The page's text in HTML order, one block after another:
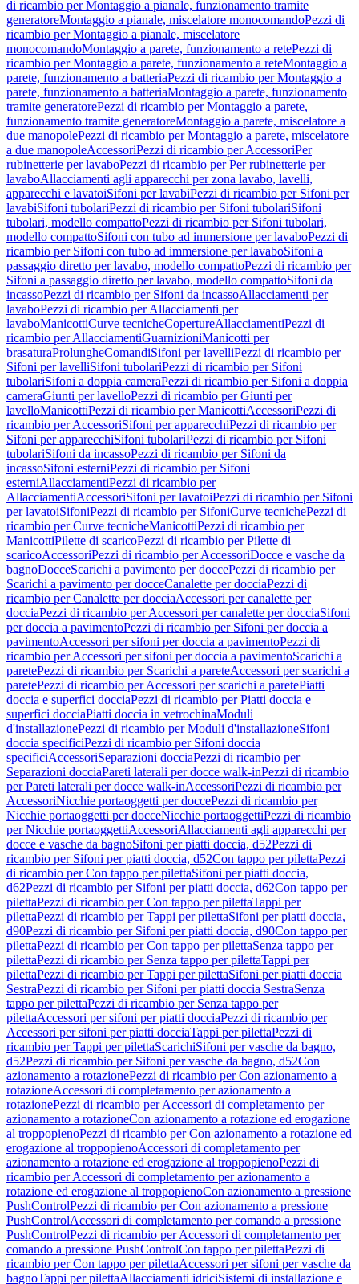
di ricambio per Montaggio a pianale, funzionamento tramite
generatoreMontaggio a pianale, miscelatore monocomandoPezzi di
ricambio per Montaggio a pianale, miscelatore
monocomandoMontaggio a parete, funzionamento a retePezzi di
ricambio per Montaggio a parete, funzionamento a reteMontaggio a
parete, funzionamento a batteriaPezzi di ricambio per Montaggio a
parete, funzionamento a batteriaMontaggio a parete, funzionamento
tramite generatorePezzi di ricambio per Montaggio a parete,
funzionamento tramite generatoreMontaggio a parete, miscelatore a
due manopolePezzi di ricambio per Montaggio a parete, miscelatore
a due manopoleAccessoriPezzi di ricambio per AccessoriPer
rubinetterie per lavaboPezzi di ricambio per Per rubinetterie per
lavaboAllacciamenti agli apparecchi per zona lavabo, lavelli,
apparecchi e lavatoiSifoni per lavabiPezzi di ricambio per Sifoni per
lavabiSifoni tubolariPezzi di ricambio per Sifoni tubolariSifoni
tubolari, modello compattoPezzi di ricambio per Sifoni tubolari,
modello compattoSifoni con tubo ad immersione per lavaboPezzi di
ricambio per Sifoni con tubo ad immersione per lavaboSifoni a
passaggio diretto per lavabo, modello compattoPezzi di ricambio per
Sifoni a passaggio diretto per lavabo, modello compattoSifoni da
incassoPezzi di ricambio per Sifoni da incassoAllacciamenti per
lavaboPezzi di ricambio per Allacciamenti per
lavaboManicottiCurve tecnicheCopertureAllacciamentiPezzi di
ricambio per AllacciamentiGuarnizioniManicotti per
brasaturaProlungheComandiSifoni per lavelliPezzi di ricambio per
Sifoni per lavelliSifoni tubolariPezzi di ricambio per Sifoni
tubolariSifoni a doppia cameraPezzi di ricambio per Sifoni a doppia
cameraGiunti per lavelloPezzi di ricambio per Giunti per
lavelloManicottiPezzi di ricambio per ManicottiAccessoriPezzi di
ricambio per AccessoriSifoni per apparecchiPezzi di ricambio per
Sifoni per apparecchiSifoni tubolariPezzi di ricambio per Sifoni
tubolariSifoni da incassoPezzi di ricambio per Sifoni da
incassoSifoni esterniPezzi di ricambio per Sifoni
esterniAllacciamentiPezzi di ricambio per
AllacciamentiAccessoriSifoni per lavatoiPezzi di ricambio per Sifoni
per lavatoiSifoniPezzi di ricambio per SifoniCurve tecnichePezzi di
ricambio per Curve tecnicheManicottiPezzi di ricambio per
ManicottiPilette di scaricoPezzi di ricambio per Pilette di
scaricoAccessoriPezzi di ricambio per AccessoriDocce e vasche da
bagnoDocceScarichi a pavimento per doccePezzi di ricambio per
Scarichi a pavimento per docceCanalette per docciaPezzi di
ricambio per Canalette per docciaAccessori per canalette per
docciaPezzi di ricambio per Accessori per canalette per docciaSifoni
per doccia a pavimentoPezzi di ricambio per Sifoni per doccia a
pavimentoAccessori per sifoni per doccia a pavimentoPezzi di
ricambio per Accessori per sifoni per doccia a pavimentoScarichi a
paretePezzi di ricambio per Scarichi a pareteAccessori per scarichi a
paretePezzi di ricambio per Accessori per scarichi a paretePiatti
doccia e superfici docciaPezzi di ricambio per Piatti doccia e
superfici docciaPiatti doccia in vetrochinaModuli
d'installazionePezzi di ricambio per Moduli d'installazioneSifoni
doccia specificiPezzi di ricambio per Sifoni doccia
specificiAccessoriSeparazioni docciaPezzi di ricambio per
Separazioni docciaPareti laterali per docce walk-inPezzi di ricambio
per Pareti laterali per docce walk-inAccessoriPezzi di ricambio per
AccessoriNicchie portaoggetti per doccePezzi di ricambio per
Nicchie portaoggetti per docceNicchie portaoggettiPezzi di ricambio
per Nicchie portaoggettiAccessoriAllacciamenti agli apparecchi per
docce e vasche da bagnoSifoni per piatti doccia, d52Pezzi di
ricambio per Sifoni per piatti doccia, d52Con tappo per pilettaPezzi
di ricambio per Con tappo per pilettaSifoni per piatti doccia,
d62Pezzi di ricambio per Sifoni per piatti doccia, d62Con tappo per
pilettaPezzi di ricambio per Con tappo per pilettaTappi per
pilettaPezzi di ricambio per Tappi per pilettaSifoni per piatti doccia,
d90Pezzi di ricambio per Sifoni per piatti doccia, d90Con tappo per
pilettaPezzi di ricambio per Con tappo per pilettaSenza tappo per
pilettaPezzi di ricambio per Senza tappo per pilettaTappi per
pilettaPezzi di ricambio per Tappi per pilettaSifoni per piatti doccia
SestraPezzi di ricambio per Sifoni per piatti doccia SestraSenza
tappo per pilettaPezzi di ricambio per Senza tappo per
pilettaAccessori per sifoni per piatti docciaPezzi di ricambio per
Accessori per sifoni per piatti docciaTappi per pilettaPezzi di
ricambio per Tappi per pilettaScarichiSifoni per vasche da bagno,
d52Pezzi di ricambio per Sifoni per vasche da bagno, d52Con
azionamento a rotazionePezzi di ricambio per Con azionamento a
rotazioneAccessori di completamento per azionamento a
rotazionePezzi di ricambio per Accessori di completamento per
azionamento a rotazioneCon azionamento a rotazione ed erogazione
al troppopienoPezzi di ricambio per Con azionamento a rotazione ed
erogazione al troppopienoAccessori di completamento per
azionamento a rotazione ed erogazione al troppopienoPezzi di
ricambio per Accessori di completamento per azionamento a
rotazione ed erogazione al troppopienoCon azionamento a pressione
PushControlPezzi di ricambio per Con azionamento a pressione
PushControlAccessori di completamento per comando a pressione
PushControlPezzi di ricambio per Accessori di completamento per
comando a pressione PushControlCon tappo per pilettaPezzi di
ricambio per Con tappo per pilettaAccessori per sifoni per vasche da
bagnoTappi per pilettaAllacciamenti idriciSistemi di installazione e